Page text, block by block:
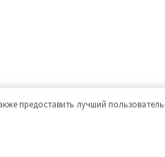
предоставить лучший